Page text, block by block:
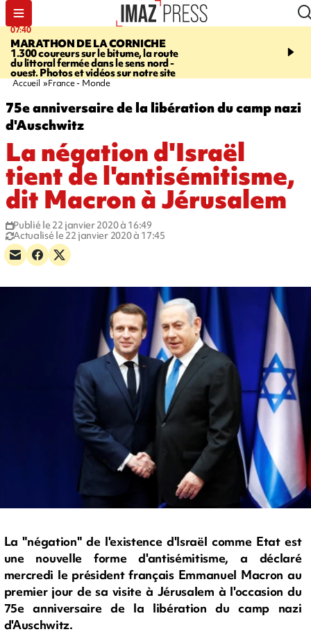
07:40
MARATHON DE LA CORNICHE
1.300 coureurs sur le bitume, la route
du littoral fermée dans le sens nord -
ouest. Photos et vidéos sur notre site
10:33
l’enfance - une
Accueil France - Monde
75e anniversaire de la libération du camp nazi
d'Auschwitz
La négation d'Israël
tient de l'antisémitisme,
dit Macron à Jérusalem
Publié le 22 janvier 2020 à 16:49
Actualisé le 22 janvier 2020 à 17:45
La "négation" de l'existence d'Israël comme Etat est
une nouvelle forme d'antisémitisme, a déclaré
mercredi le président français Emmanuel Macron au
premier jour de sa visite à Jérusalem à l'occasion du
75e anniversaire de la libération du camp nazi
d'Auschwitz.